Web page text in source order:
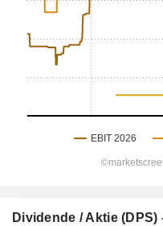
Dividende / Aktie